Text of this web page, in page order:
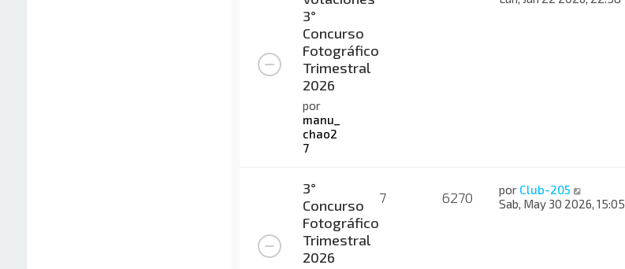
3°
Concurso
Fotográfico
Trimestral
2026
por
manu_
chao2
7
3°
Concurso
Fotográfico
Trimestral
2026
7 6270 por Club-205
Sab, May 30 2026, 15:05